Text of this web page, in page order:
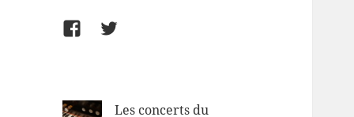
FacebookTwitter
Les concerts du